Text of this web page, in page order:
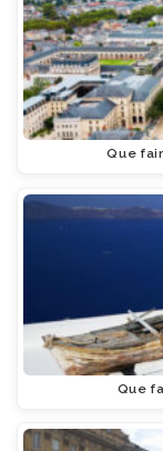
Que
Que